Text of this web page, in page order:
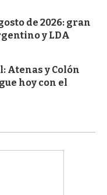
de 2026: gran
y LDA
Atenas y Colón
hoy con el